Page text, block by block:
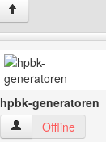
↑
hpbk-generatoren
hpbk-Offline